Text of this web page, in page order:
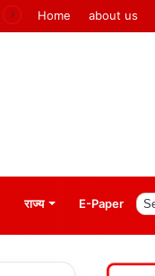
Home about us
राज्य E-Paper